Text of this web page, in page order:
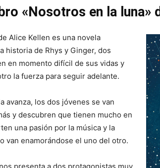
«Nosotros en la luna»
Alice Kellen es una novela
historia de Rhys y Ginger, dos
en momento difícil de sus vidas y
la fuerza para seguir adelante.
avanza, los dos jóvenes se van
y descubren que tienen mucho en
una pasión por la música y la
van enamorándose el uno del otro.